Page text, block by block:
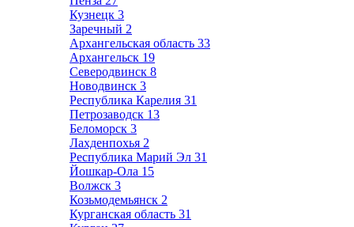
Кузнецк 3
Заречный 2
Архангельская область 33
Архангельск 19
Северодвинск 8
Новодвинск 3
Республика Карелия 31
Петрозаводск 13
Беломорск 3
Лахденпохья 2
Республика Марий Эл 31
Йошкар-Ола 15
Волжск 3
Козьмодемьянск 2
Курганская область 31